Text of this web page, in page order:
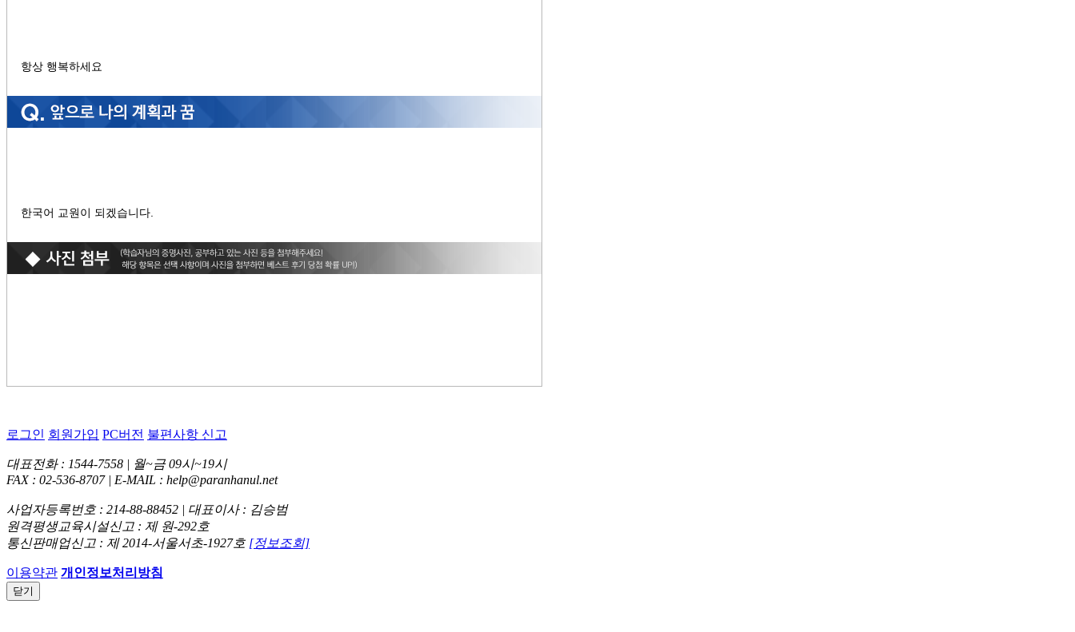
항상 행복하세요
한국어 교원이 되겠습니다.
로그인 회원가입 PC버전 불편사항 신고
대표전화 : 1544-7558 | 월~금 09시~19시
FAX : 02-536-8707 | E-MAIL : help@paranhanul.net
사업자등록번호 : 214-88-88452 | 대표이사 : 김승범
원격평생교육시설신고 : 제 원-292호
통신판매업신고 : 제 2014-서울서초-1927호 [정보조회]
이용약관 개인정보처리방침
닫기